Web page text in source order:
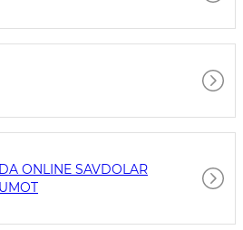
ONLINE SAVDOLAR